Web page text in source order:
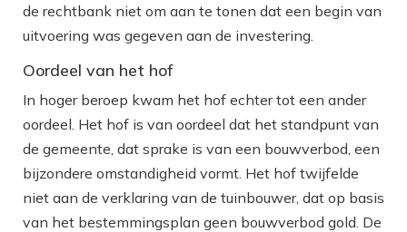
de rechtbank niet om aan te tonen dat een begin van
uitvoering was gegeven aan de investering.
Oordeel van het hof
In hoger beroep kwam het hof echter tot een ander
oordeel. Het hof is van oordeel dat het standpunt van
de gemeente, dat sprake is van een bouwverbod, een
bijzondere omstandigheid vormt. Het hof twijfelde
niet aan de verklaring van de tuinbouwer, dat op basis
van het bestemmingsplan geen bouwverbod gold. De